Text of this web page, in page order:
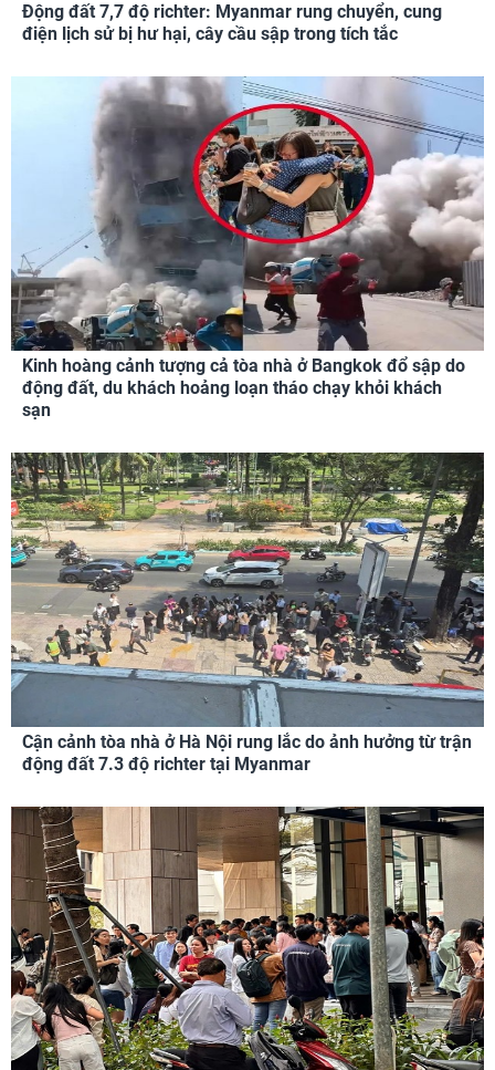
Động đất 7,7 độ richter: Myanmar rung chuyển, cung
điện lịch sử bị hư hại, cây cầu sập trong tích tắc
Kinh hoàng cảnh tượng cả tòa nhà ở Bangkok đổ sập do
động đất, du khách hoảng loạn tháo chạy khỏi khách
sạn
Cận cảnh tòa nhà ở Hà Nội rung lắc do ảnh hưởng từ trận
động đất 7.3 độ richter tại Myanmar